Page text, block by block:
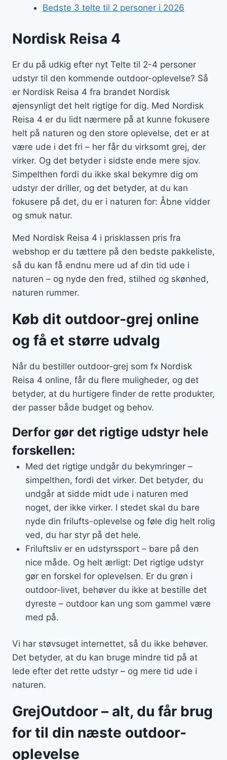
Bedste 3 telte til 2 personer i 2026
Nordisk Reisa 4
Er du på udkig efter nyt Telte til 2-4 personer
udstyr til den kommende outdoor-oplevelse? Så
er Nordisk Reisa 4 fra brandet Nordisk
øjensynligt det helt rigtige for dig. Med Nordisk
Reisa 4 er du lidt nærmere på at kunne fokusere
helt på naturen og den store oplevelse, det er at
være ude i det fri – her får du virksomt grej, der
virker. Og det betyder i sidste ende mere sjov.
Simpelthen fordi du ikke skal bekymre dig om
udstyr der driller, og det betyder, at du kan
fokusere på det, du er i naturen for: Åbne vidder
og smuk natur.
Med Nordisk Reisa 4 i prisklassen pris fra
webshop er du tættere på den bedste pakkeliste,
så du kan få endnu mere ud af din tid ude i
naturen – og nyde den fred, stilhed og skønhed,
naturen rummer.
Køb dit outdoor-grej online
og få et større udvalg
Når du bestiller outdoor-grej som fx Nordisk
Reisa 4 online, får du flere muligheder, og det
betyder, at du hurtigere finder de rette produkter,
der passer både budget og behov.
Derfor gør det rigtige udstyr hele
forskellen:
Med det rigtige undgår du bekymringer –
simpelthen, fordi det virker. Det betyder, du
undgår at sidde midt ude i naturen med
noget, der ikke virker. I stedet skal du bare
nyde din frilufts-oplevelse og føle dig helt rolig
ved, du har styr på det hele.
Friluftsliv er en udstyrssport – bare på den
nice måde. Og helt ærligt: Det rigtige udstyr
gør en forskel for oplevelsen. Er du grøn i
outdoor-livet, behøver du ikke at bestille det
dyreste – outdoor kan ung som gammel være
med på.
Vi har støvsuget internettet, så du ikke behøver.
Det betyder, at du kan bruge mindre tid på at
lede efter det rette udstyr – og mere tid ude i
naturen.
GrejOutdoor – alt, du får brug
for til din næste outdoor-
oplevelse